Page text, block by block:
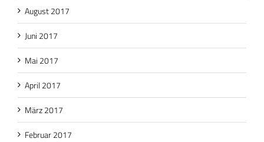
August 2017
Juni 2017
Mai 2017
April 2017
März 2017
Februar 2017